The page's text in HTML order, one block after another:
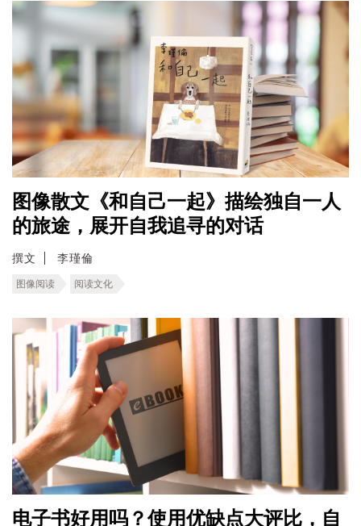
图像散文《和自己一起》描绘独自一人
的旅途，展开自我追寻的对话
撰文 李瑾倫
图像阅读 阅读文化
电子书好用吗？使用优缺点大评比，自